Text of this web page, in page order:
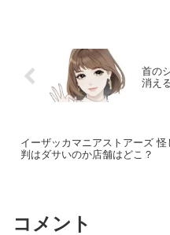
首の
消え
イーザッカマニアストアーズ 怪
判はダサいのか店舗はどこ？
コメント